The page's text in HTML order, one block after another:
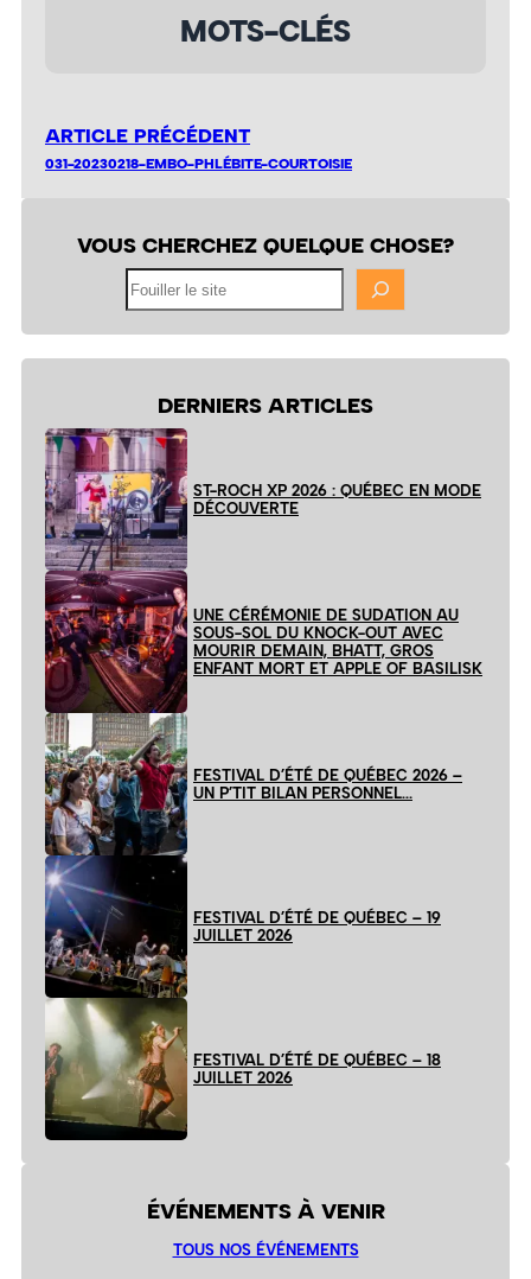
MOTS-CLÉS
ARTICLE PRÉCÉDENT
031-20230218-EMBO-PHLÉBITE-COURTOISIE
VOUS CHERCHEZ QUELQUE CHOSE?
DERNIERS ARTICLES
ST-ROCH XP 2026 : QUÉBEC EN MODE
DÉCOUVERTE
UNE CÉRÉMONIE DE SUDATION AU
SOUS-SOL DU KNOCK-OUT AVEC
MOURIR DEMAIN, BHATT, GROS
ENFANT MORT ET APPLE OF BASILISK
FESTIVAL D’ÉTÉ DE QUÉBEC 2026 –
UN P’TIT BILAN PERSONNEL…
FESTIVAL D’ÉTÉ DE QUÉBEC – 19
JUILLET 2026
FESTIVAL D’ÉTÉ DE QUÉBEC – 18
JUILLET 2026
ÉVÉNEMENTS À VENIR
TOUS NOS ÉVÉNEMENTS